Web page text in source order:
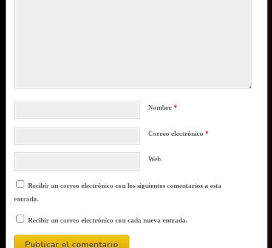
Nombre *
Correo electrónico *
Web
Recibir un correo electrónico con los siguientes comentarios a esta
entrada.
Recibir un correo electrónico con cada nueva entrada.